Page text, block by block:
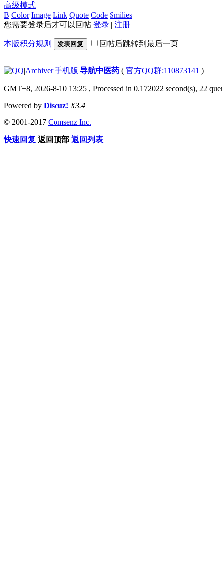
高级模式
B Color Image Link Quote Code Smilies
您需要登录后才可以回帖 登录 | 注册
本版积分规则 发表回复 回帖后跳转到最后一页
|Archiver|手机版|导航中医药 ( 官方QQ群:110873141 )
GMT+8, 2026-8-10 13:25 , Processed in 0.172022 second(s), 22
Powered by Discuz! X3.4
© 2001-2017 Comsenz Inc.
快速回复 返回顶部 返回列表